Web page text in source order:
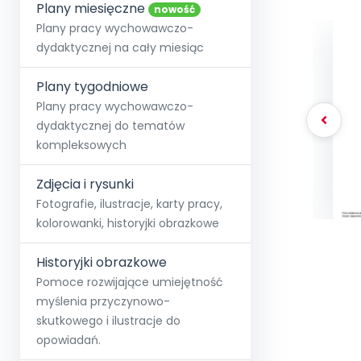
Społeczność
+48 12 631 04 10
kontakt@blizejprzedszkola.pl
O miesięczniku
Strona główna
Strefy,
O Akademii
Akademia
Poznaj pakiet MAX
Testuj przez 7 dni
E-
∞Pakiet
Pełen
Wszystkie projekty
Skontaktuj się
Dodaj wpis
Plany miesięczne nowość
Plany pracy wychowawczo-
dydaktycznej na cały miesiąc
Plany tygodniowe
Plany pracy wychowawczo-
dydaktycznej do tematów
kompleksowych
Zdjęcia i rysunki
Fotografie, ilustracje, karty pracy,
kolorowanki, historyjki obrazkowe
Historyjki obrazkowe
Pomoce rozwijające umiejętność
myślenia przyczynowo-
skutkowego i ilustracje do
opowiadań.